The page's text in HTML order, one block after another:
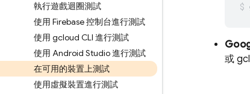
執行遊戲迴圈測試
使用 Firebase 控制台進行測試
使用 gcloud CLI 進行測試
使用 Android Studio 進行測試
在可用的裝置上測試
使用虛擬裝置進行測試
或